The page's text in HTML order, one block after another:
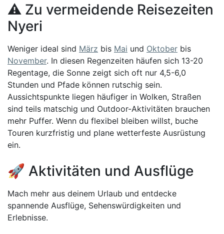
⚠️ Zu vermeidende Reisezeiten
Nyeri
Weniger ideal sind März bis Mai und Oktober bis
November. In diesen Regenzeiten häufen sich 13-20
Regentage, die Sonne zeigt sich oft nur 4,5-6,0
Stunden und Pfade können rutschig sein.
Aussichtspunkte liegen häufiger in Wolken, Straßen
sind teils matschig und Outdoor-Aktivitäten brauchen
mehr Puffer. Wenn du flexibel bleiben willst, buche
Touren kurzfristig und plane wetterfeste Ausrüstung
ein.
🚀 Aktivitäten und Ausflüge
Mach mehr aus deinem Urlaub und entdecke
spannende Ausflüge, Sehenswürdigkeiten und
Erlebnisse.